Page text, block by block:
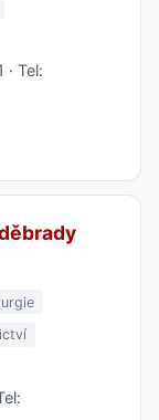
Tel: